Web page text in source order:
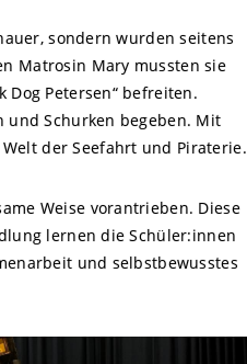
sondern wurden seitens
Matrosin Mary mussten sie
Petersen“ befreiten.
und Schurken begeben. Mit
der Seefahrt und Piraterie.
Weise vorantrieben. Diese
lernen die Schüler:innen
und selbstbewusstes